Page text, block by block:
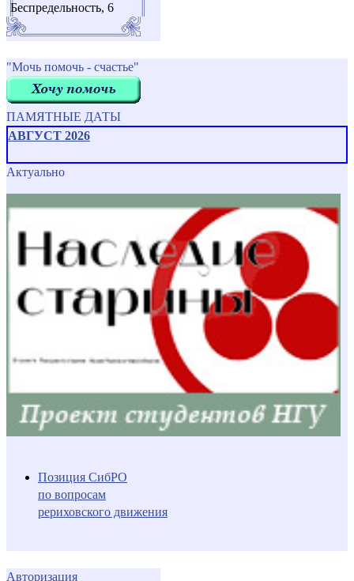
Беспредельность, 6
"Мочь помочь - счастье"
ПАМЯТНЫЕ ДАТЫ
АВГУСТ 2026
Актуально
Позиция СибРО
по вопросам
рериховского движения
Авторизация